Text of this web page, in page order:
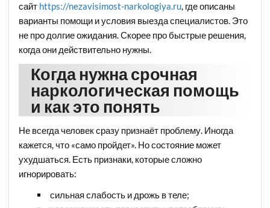
сайт https://nezavisimost-narkologiya.ru, где описаны
варианты помощи и условия выезда специалистов. Это
не про долгие ожидания. Скорее про быстрые решения,
когда они действительно нужны.
Когда нужна срочная
наркологическая помощь
и как это понять
Не всегда человек сразу признаёт проблему. Иногда
кажется, что «само пройдет». Но состояние может
ухудшаться. Есть признаки, которые сложно
игнорировать:
сильная слабость и дрожь в теле;